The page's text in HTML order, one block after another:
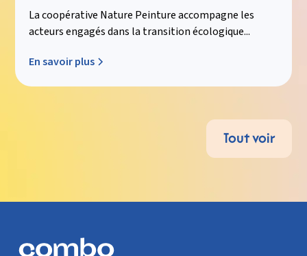
La coopérative Nature Peinture accompagne les
acteurs engagés dans la transition écologique...
En savoir plus
Tout voir